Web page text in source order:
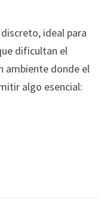
ideal para
dificultan el
ambiente donde el
algo esencial: